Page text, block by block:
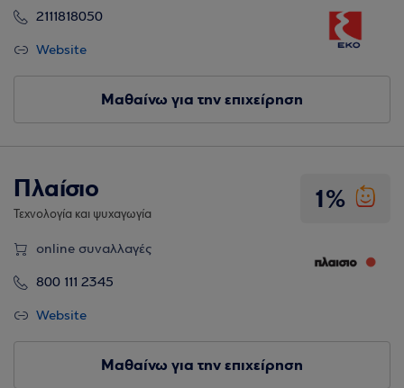
2111818050
Website
Μαθαίνω για την επιχείρηση
1%
Πλαίσιο
Τεχνολογία και ψυχαγωγία
online συναλλαγές
800 111 2345
Website
Μαθαίνω για την επιχείρηση